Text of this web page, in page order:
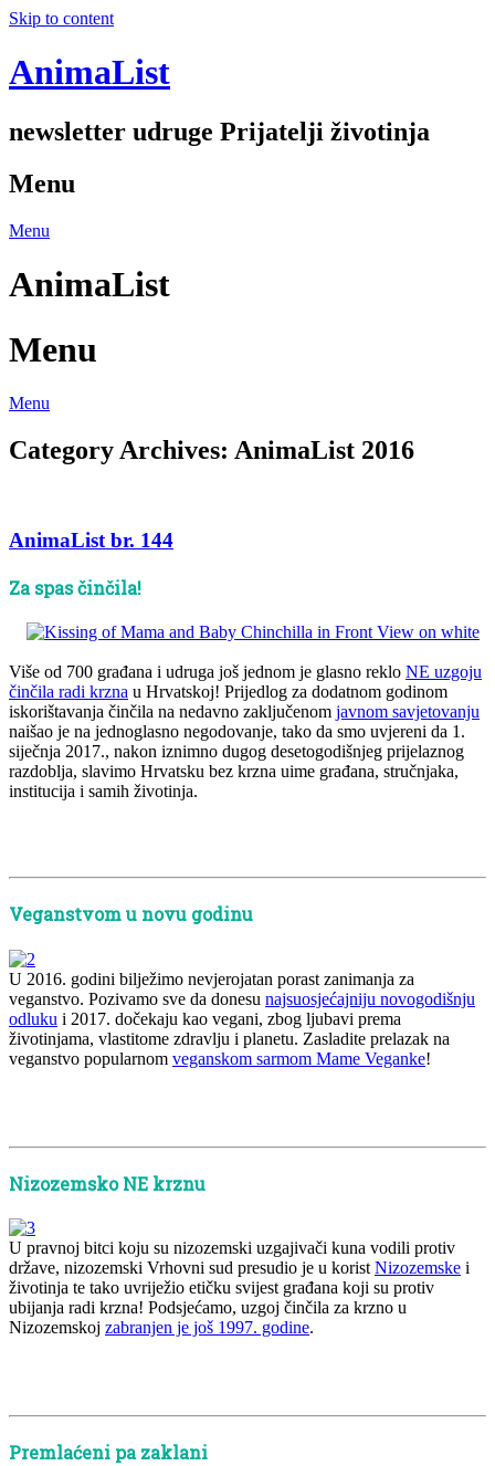
Skip to content
AnimaList
newsletter udruge Prijatelji životinja
Menu
Menu
AnimaList
Menu
Menu
Category Archives: AnimaList 2016
AnimaList br. 144
Za spas činčila!
Više od 700 građana i udruga još jednom je glasno reklo NE uzgoju
činčila radi krzna u Hrvatskoj! Prijedlog za dodatnom godinom
iskorištavanja činčila na nedavno zaključenom javnom savjetovanju
naišao je na jednoglasno negodovanje, tako da smo uvjereni da 1.
siječnja 2017., nakon iznimno dugog desetogodišnjeg prijelaznog
razdoblja, slavimo Hrvatsku bez krzna uime građana, stručnjaka,
institucija i samih životinja.
Veganstvom u novu godinu
U 2016. godini bilježimo nevjerojatan porast zanimanja za
veganstvo. Pozivamo sve da donesu najsuosjećajniju novogodišnju
odluku i 2017. dočekaju kao vegani, zbog ljubavi prema
životinjama, vlastitome zdravlju i planetu. Zasladite prelazak na
veganstvo popularnom veganskom sarmom Mame Veganke!
Nizozemsko NE krznu
U pravnoj bitci koju su nizozemski uzgajivači kuna vodili protiv
države, nizozemski Vrhovni sud presudio je u korist Nizozemske i
životinja te tako uvriježio etičku svijest građana koji su protiv
ubijanja radi krzna! Podsjećamo, uzgoj činčila za krzno u
Nizozemskoj zabranjen je još 1997. godine.
Premlaćeni pa zaklani